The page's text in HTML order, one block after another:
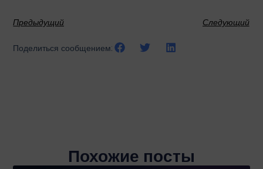
Предыдущий Следующий
Поделиться сообщением:
Похожие посты